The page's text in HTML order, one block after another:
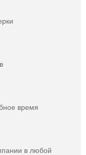
время
в любой